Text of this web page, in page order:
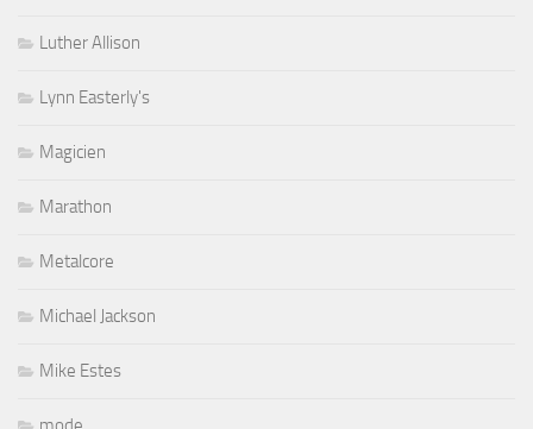
Luther Allison
Lynn Easterly's
Magicien
Marathon
Metalcore
Michael Jackson
Mike Estes